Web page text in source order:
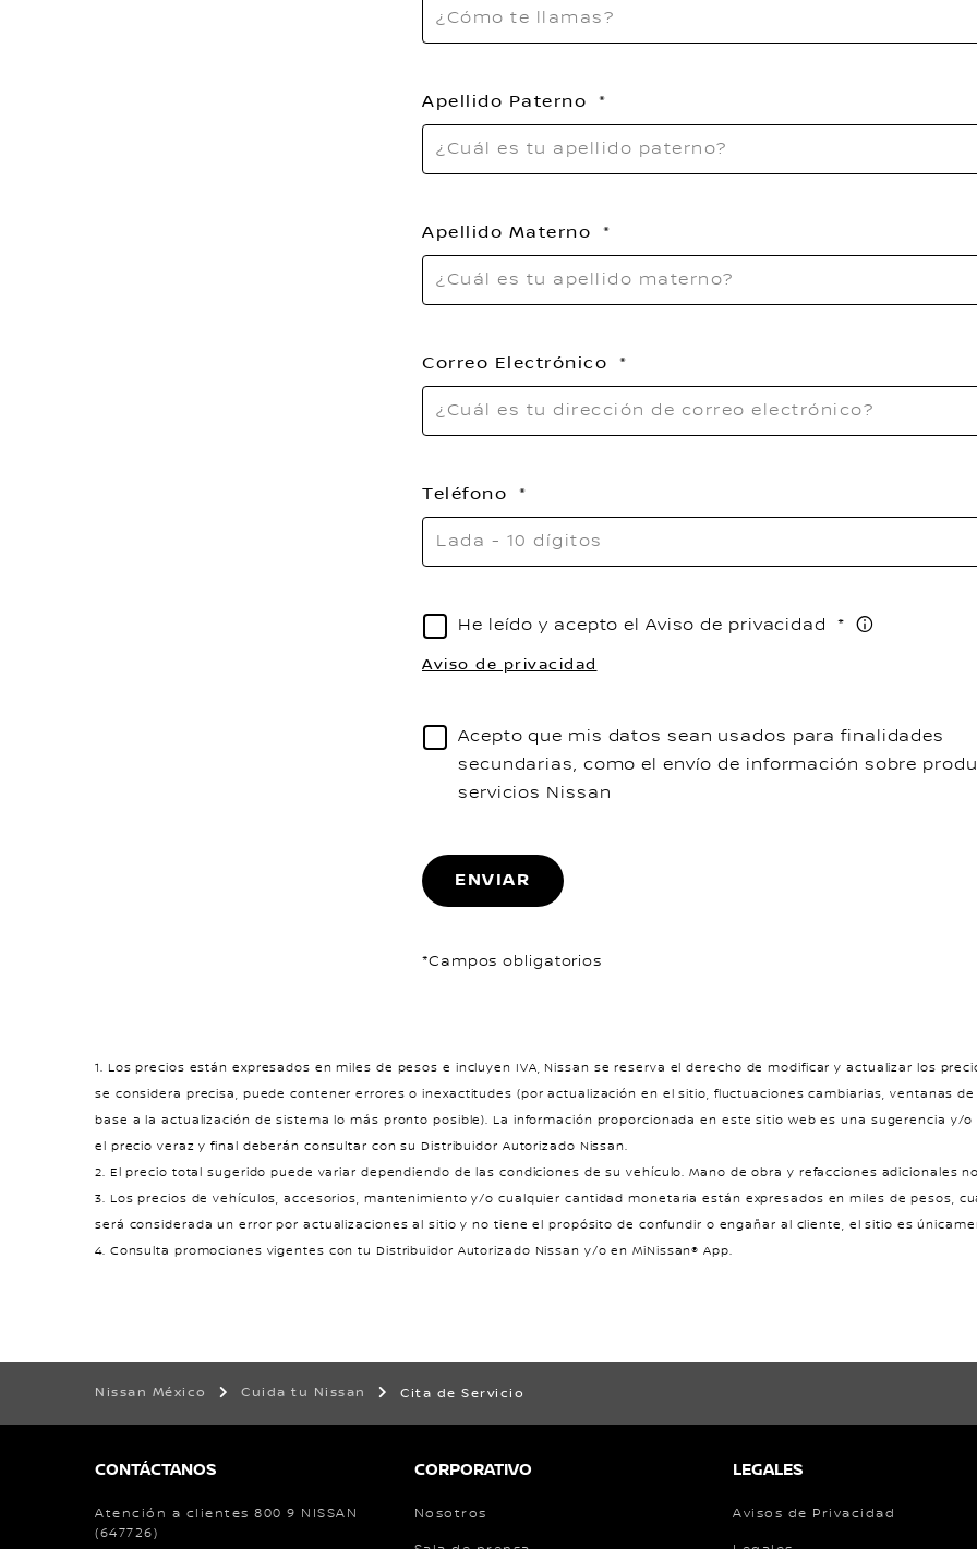
Apellido Paterno
Apellido Materno
Correo Electrónico
Teléfono
He leído y acepto el Aviso de privacidad
Aviso de privacidad
Acepto que mis datos sean usados para finalidades
secundarias, como el envío de información sobre
servicios Nissan
ENVIAR
*Campos obligatorios
1. Los precios están expresados en miles de pesos e incluyen IVA, Nissan se reserva el derecho de modificar y actualizar los
se considera precisa, puede contener errores o inexactitudes (por actualización en el sitio, fluctuaciones cambiarias, ventanas
base a la actualización de sistema lo más pronto posible). La información proporcionada en este sitio web es una sugerencia y/
el precio veraz y final deberán consultar con su Distribuidor Autorizado Nissan.
2. El precio total sugerido puede variar dependiendo de las condiciones de su vehículo. Mano de obra y refacciones adicionales
3. Los precios de vehículos, accesorios, mantenimiento y/o cualquier cantidad monetaria están expresados en miles de pesos,
será considerada un error por actualizaciones al sitio y no tiene el propósito de confundir o engañar al cliente, el sitio es
4. Consulta promociones vigentes con tu Distribuidor Autorizado Nissan y/o en MiNissan® App.
Nissan México Cuida tu Nissan Cita de Servicio
CONTÁCTANOS
Atención a clientes 800 9 NISSAN
(647726)
CORPORATIVO
Nosotros
LEGALES
Avisos de Privacidad